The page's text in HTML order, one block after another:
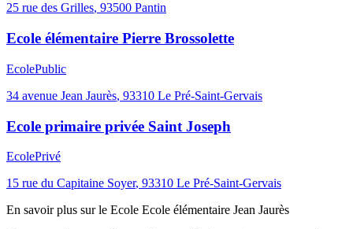
25 rue des Grilles, 93500 Pantin
Ecole élémentaire Pierre Brossolette
EcolePublic
34 avenue Jean Jaurès, 93310 Le Pré-Saint-Gervais
Ecole primaire privée Saint Joseph
EcolePrivé
15 rue du Capitaine Soyer, 93310 Le Pré-Saint-Gervais
En savoir plus sur le Ecole Ecole élémentaire Jean Jaurès